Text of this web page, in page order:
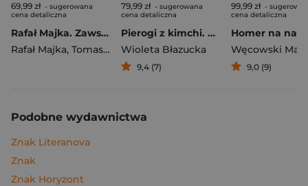
69,99 zł - sugerowana
cena detaliczna
Rafał Majka. Zawsze z przodu. Rozmawia Tomasz Kalemba - książka z autografem
Rafał Majka, Tomasz Kalemba
79,99 zł - sugerowana
cena detaliczna
Pierogi z kimchi. Moje ulubione azjatyckie przepisy
Wioleta Błazucka
9,4 (7)
99,99 zł -
cena detaliczna
Węcowski
9,0 (9)
Podobne wydawnictwa
Znak Literanova
Znak
Znak Horyzont